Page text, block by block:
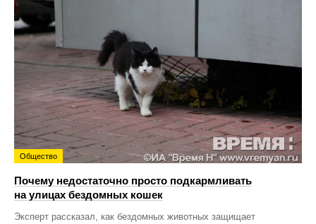
Общество
Почему недостаточно просто подкармливать
на улицах бездомных кошек
Эксперт рассказал, как бездомных животных защищает